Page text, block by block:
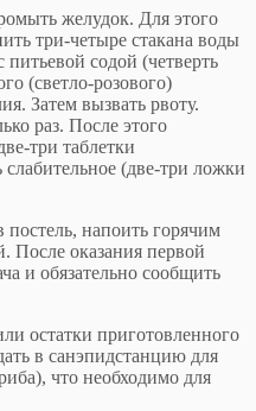
желудок. Для этого
три-четыре стакана воды
содой (четверть
(светло-розового)
Затем вызвать рвоту.
раз. После этого
три таблетки
(две-три ложки
напоить горячим
После оказания первой
и обязательно сообщить
остатки приготовленного
в санэпидстанцию для
что необходимо для